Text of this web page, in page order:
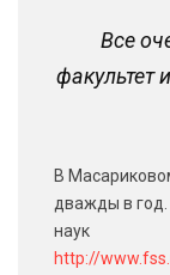
Все
факультет
В
дважды в год.
наук
http://